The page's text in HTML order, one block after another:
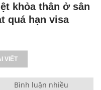
khỏa thân ở sân
quá hạn visa
VIẾT
Bình luận nhiều